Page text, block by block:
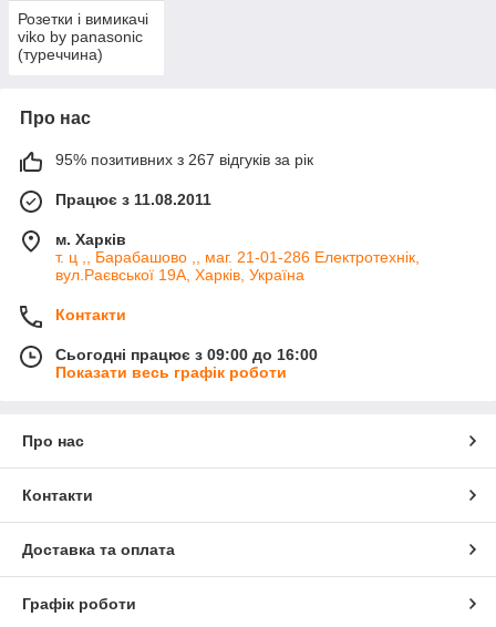
Розетки і вимикачі
viko by panasonic
(туреччина)
Про нас
95% позитивних з 267 відгуків за рік
Працює з 11.08.2011
м. Харків
т. ц ,, Барабашово ,, маг. 21-01-286 Електротехнік,
вул.Раєвської 19А, Харків, Україна
Контакти
Сьогодні працює з 09:00 до 16:00
Показати весь графік роботи
Про нас
Контакти
Доставка та оплата
Графік роботи